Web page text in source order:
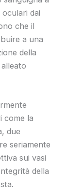
dai
che il
a una
della
come la
due
seriamente
sui vasi
della